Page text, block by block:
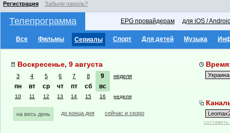
Регистрация Забыли пароль?
Телепрограмма EPG провайдерам для iOS /
Все Фильмы Сериалы Спорт Для детей Музыка
Воскресенье, 9 августа
3 4 5 6 7 8 9 неделя
пн вт ср чт пт сб вс
10 11 12 13 14 15 16 неделя
на весь день до конца дня сейчас и скоро